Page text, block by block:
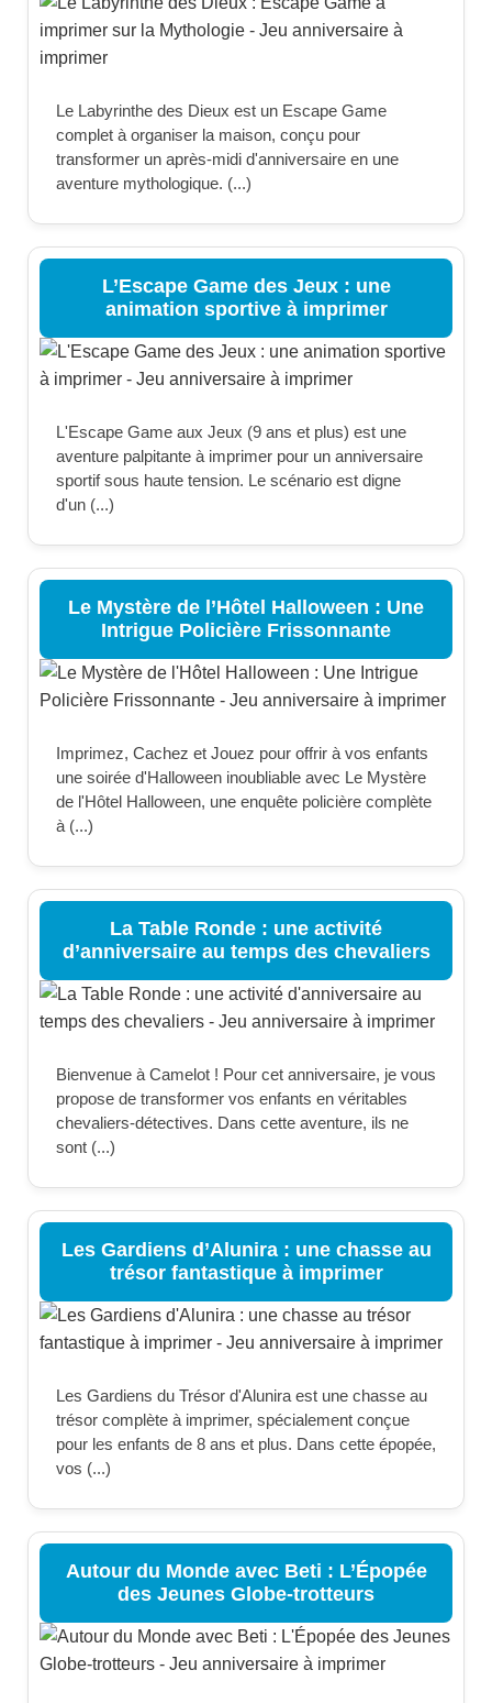
Le Labyrinthe des Dieux est un Escape Game
complet à organiser la maison, conçu pour
transformer un après-midi d'anniversaire en une
aventure mythologique. (...)
L’Escape Game des Jeux : une
animation sportive à imprimer
L'Escape Game aux Jeux (9 ans et plus) est une
aventure palpitante à imprimer pour un anniversaire
sportif sous haute tension. Le scénario est digne
d'un (...)
Le Mystère de l’Hôtel Halloween : Une
Intrigue Policière Frissonnante
Imprimez, Cachez et Jouez pour offrir à vos enfants
une soirée d'Halloween inoubliable avec Le Mystère
de l'Hôtel Halloween, une enquête policière complète
à (...)
La Table Ronde : une activité
d’anniversaire au temps des chevaliers
Bienvenue à Camelot ! Pour cet anniversaire, je vous
propose de transformer vos enfants en véritables
chevaliers-détectives. Dans cette aventure, ils ne
sont (...)
Les Gardiens d’Alunira : une chasse au
trésor fantastique à imprimer
Les Gardiens du Trésor d'Alunira est une chasse au
trésor complète à imprimer, spécialement conçue
pour les enfants de 8 ans et plus. Dans cette épopée,
vos (...)
Autour du Monde avec Beti : L’Épopée
des Jeunes Globe-trotteurs